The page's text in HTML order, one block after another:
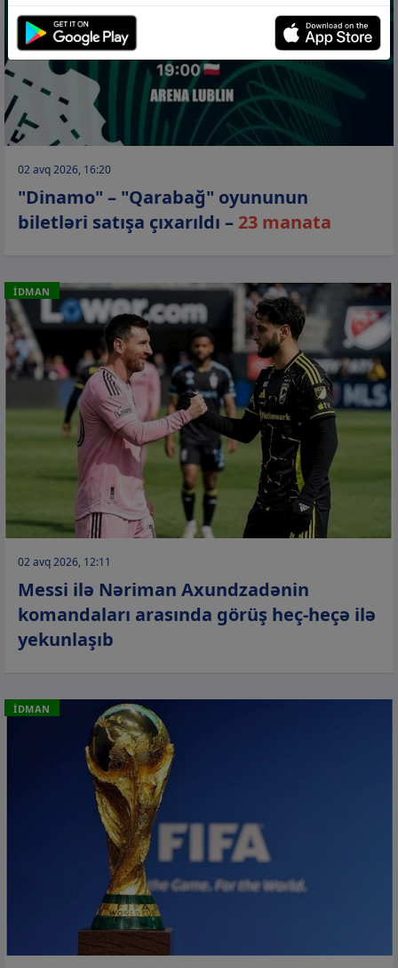
02 avq 2026, 16:20
"Dinamo" – "Qarabağ" oyununun
biletləri satışa çıxarıldı – 23 manata
İDMAN
02 avq 2026, 12:11
Messi ilə Nəriman Axundzadənin
komandaları arasında görüş heç-heçə ilə
yekunlaşıb
İDMAN